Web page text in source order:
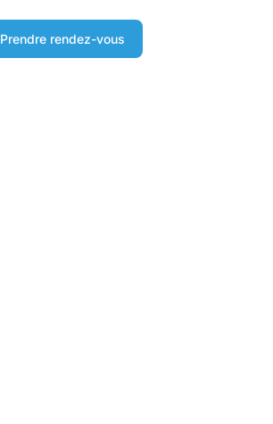
Prendre rendez-vous